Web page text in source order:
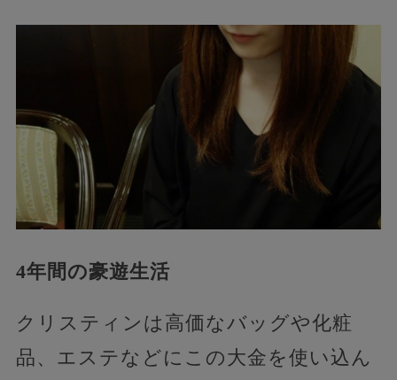
4年間の豪遊生活
クリスティンは高価なバッグや化粧
品、エステなどにこの大金を使い込ん